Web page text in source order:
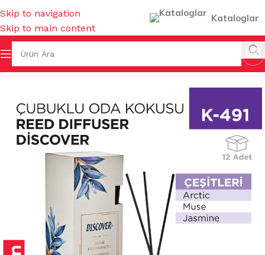
Skip to navigation
Skip to main content
Kataloglar
Sayfa ODA PARFÜMLERİ